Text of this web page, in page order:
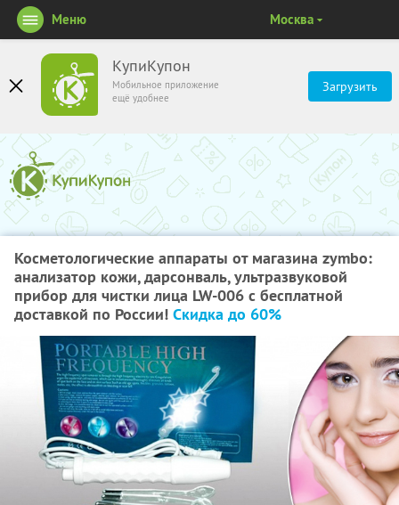
КупиКупон
Мобильное приложение
ещё удобнее
Загрузить
Меню Москва
Косметологические аппараты от магазина zymbo:
анализатор кожи, дарсонваль, ультразвуковой
прибор для чистки лица LW-006 с бесплатной
доставкой по России! Скидка до 60%